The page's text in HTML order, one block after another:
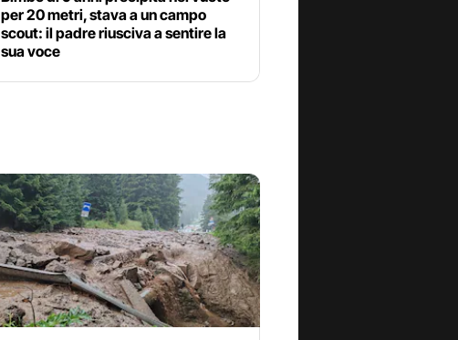
per 20 metri, stava a un campo
scout: il padre riusciva a sentire la
sua voce